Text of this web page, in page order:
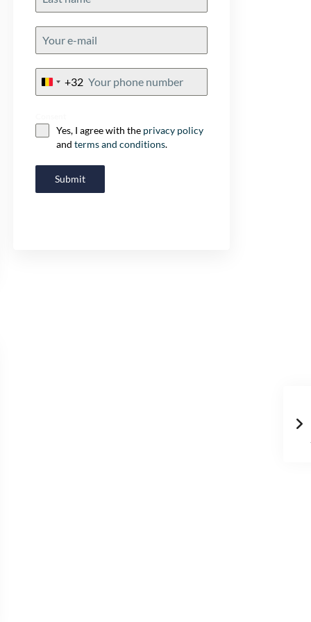
Belgium
+32
Yes, I agree with the privacy policy
and terms and conditions.
Submit